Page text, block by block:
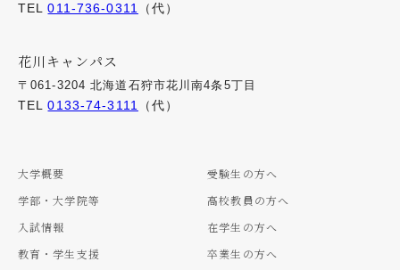
TEL011-736-0311 （代）
花川キャンパス
〒061-3204 北海道石狩市花川南4条5丁目
TEL0133-74-3111 （代）
大学概要
学部・大学院等
入試情報
教育・学生支援
受験生の方へ
高校教員の方へ
在学生の方へ
卒業生の方へ